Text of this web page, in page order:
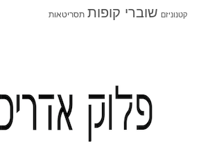
קטנוניזם שוברי קופות תסריטאות